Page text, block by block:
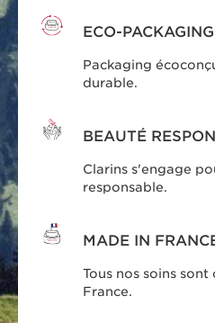
ECO-PACKAGING
Packaging
durable.
BEAUTÉ
Clarins s'engage
responsable.
MADE IN
Tous nos soins
France.